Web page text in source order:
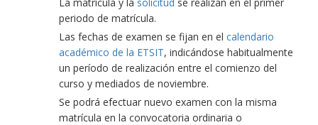
periodo de matrícula.
Las fechas de examen se fijan en el calendario
académico de la ETSIT, indicándose habitualmente
un período de realización entre el comienzo del
curso y mediados de noviembre.
Se podrá efectuar nuevo examen con la misma
matrícula en la convocatoria ordinaria o